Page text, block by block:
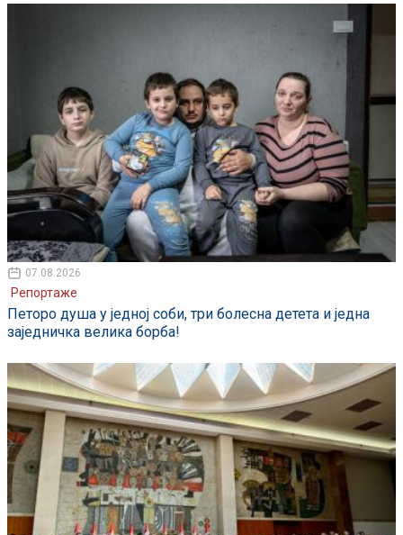
07.08.2026
Репортаже
Петоро душа у једној соби, три болесна детета и једна
заједничка велика борба!